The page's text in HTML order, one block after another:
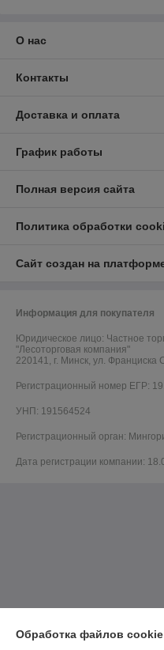
О нас
Контакты
Доставка и оплата
График работы
Полная версия сайта
Политика обработки
Сайт создан на
Информация для покупателя
Юридическое лицо: Частное
"Лесоторговая компания"
220141, г. Минск, ул. Франциска
Регистрационный номер ЕГР:
УНП: 191564524
Регистрационный орган:
Дата регистрации компании:
Обработка файлов cookie